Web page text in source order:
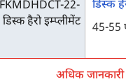
डिस्क
45-55
अधिक जानकारी